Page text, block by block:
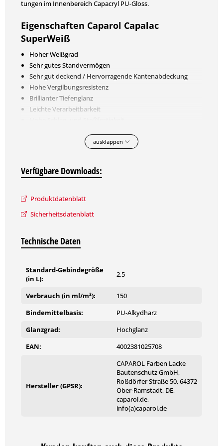
tungen im Innenbereich Capacryl PU-Gloss.
Eigenschaften Caparol Capalac
SuperWeiß
Hoher Weißgrad
Sehr gutes Standvermögen
Sehr gut deckend / Hervorragende Kantenabdeckung
Hohe Vergilbungsresistenz
Brillianter Tiefenglanz
Leichte Verarbeitbarkeit
Beständig gegen haushaltsübliche Reinigungsmittel und
Schnell trocknend
Materialbasis
Verpackung/Gebindegrößen
Farbtöne
Weiß, Altweiß
Bei hellen Farbtönen und Weiß kann es durch mangelnden
Lichteinfluss (UV Strahlung), Wärme und chemische
Kleb-, Anstrich- oder Dichtstoffen, zu einer Vergilbung der
Lackoberfläche kommen. Diese Vergilbung ist
materialtypisch und stellt keinen Produktmangel dar.
Farbtonbeständigkeit gemäß BFS-Merkblatt Nr. 26
Glanzgrad
ausklappen
Verfügbare Downloads:
Produktdatenblatt
Sicherheitsdatenblatt
Technische Daten
Standard-Gebindegröße
(in L):
2,5
Verbrauch (in ml/m²):
150
Bindemittelbasis:
PU-Alkydharz
Glanzgrad:
Hochglanz
EAN:
4002381025708
Hersteller (GPSR):
CAPAROL Farben Lacke
Bautenschutz GmbH,
Roßdörfer Straße 50, 64372
Ober-Ramstadt, DE,
caparol.de,
info(a)caparol.de